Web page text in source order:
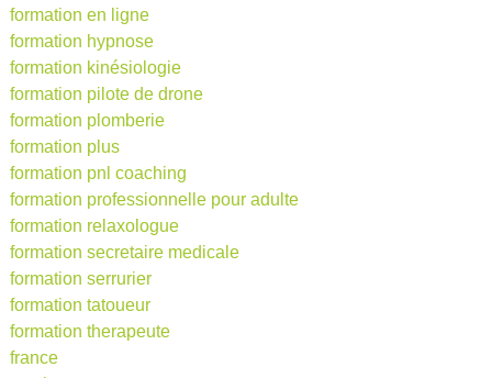
formation en ligne
formation hypnose
formation kinésiologie
formation pilote de drone
formation plomberie
formation plus
formation pnl coaching
formation professionnelle pour adulte
formation relaxologue
formation secretaire medicale
formation serrurier
formation tatoueur
formation therapeute
france